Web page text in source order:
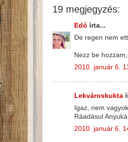
19 megjegyzés:
Edó írta...
De regen nem
Nezz be
2010. január 6.
Lekvároskukta
Igaz, nem
Ráadásul
2010. január 6.